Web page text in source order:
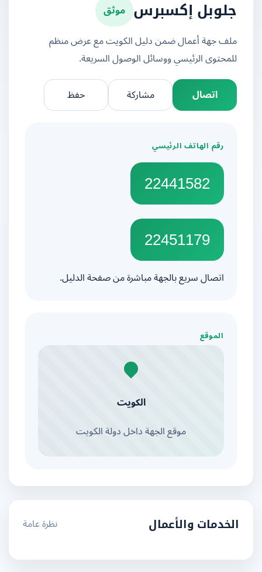
جلوبل إكسبرس موثق
ملف جهة أعمال ضمن دليل الكويت مع عرض منظم
للمحتوى الرئيسي ووسائل الوصول السريعة.
اتصال
مشاركة
رقم الهاتف الرئيسي
22441582
22451179
اتصال سريع بالجهة مباشرة من صفحة الدليل.
الموقع
الكويت
موقع الجهة داخل دولة الكويت
الخدمات والأعمال نظرة عامة